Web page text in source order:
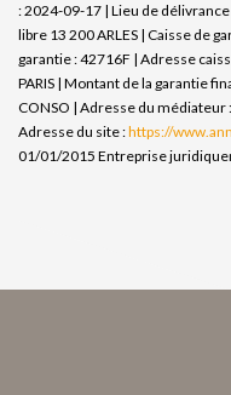
: 2024-09-17 | Lieu de
libre 13 200 ARLES | Caisse de
garantie : 42716F | Adresse
PARIS | Montant de la garantie
CONSO | Adresse du médiateur
Adresse du site :https://
01/01/2015 Entreprise